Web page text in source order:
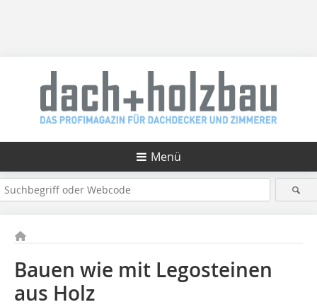
Menü
Bauen wie mit Legosteinen
aus Holz